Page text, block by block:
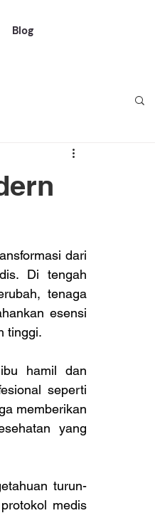
Blog
dari
Di tengah
tenaga
esensi
tinggi.
hamil dan
seperti
memberikan
yang
turun-
medis